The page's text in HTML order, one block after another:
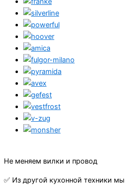
Не меняем вилки и провод
✅ Из другой кухонной техники